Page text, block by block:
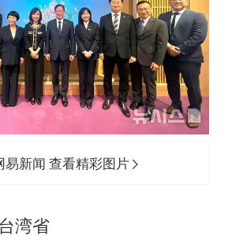
易新闻 查看精彩图片
湾省